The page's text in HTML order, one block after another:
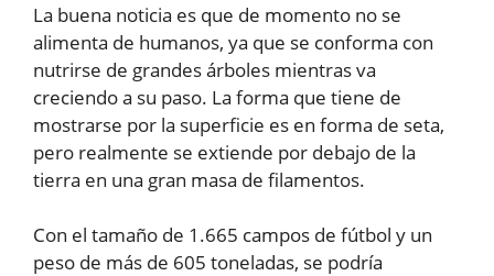
La buena noticia es que de momento no se
alimenta de humanos, ya que se conforma con
nutrirse de grandes árboles mientras va
creciendo a su paso. La forma que tiene de
mostrarse por la superficie es en forma de seta,
pero realmente se extiende por debajo de la
tierra en una gran masa de filamentos.
Con el tamaño de 1.665 campos de fútbol y un
peso de más de 605 toneladas, se podría